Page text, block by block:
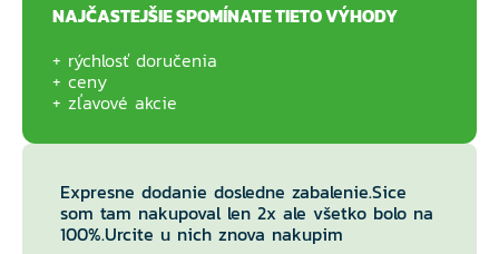
NAJČASTEJŠIE SPOMÍNATE TIETO VÝHODY
rýchlosť doručenia
ceny
zľavové akcie
Expresne dodanie dosledne zabalenie.Sice
som tam nakupoval len 2x ale všetko bolo na
100%.Urcite u nich znova nakupim